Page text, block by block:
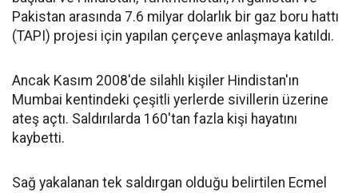
Pakistan arasında 7.6 milyar dolarlık bir gaz boru hattı
(TAPI) projesi için yapılan çerçeve anlaşmaya katıldı.
Ancak Kasım 2008'de silahlı kişiler Hindistan'ın
Mumbai kentindeki çeşitli yerlerde sivillerin üzerine
ateş açtı. Saldırılarda 160'tan fazla kişi hayatını
kaybetti.
Sağ yakalanan tek saldırgan olduğu belirtilen Ecmel